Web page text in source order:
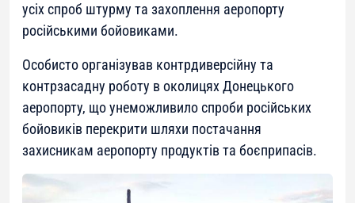
усіх спроб штурму та захоплення аеропорту
російськими бойовиками.
Особисто організував контрдиверсійну та
контрзасадну роботу в околицях Донецького
аеропорту, що унеможливило спроби російських
бойовиків перекрити шляхи постачання
захисникам аеропорту продуктів та боєприпасів.